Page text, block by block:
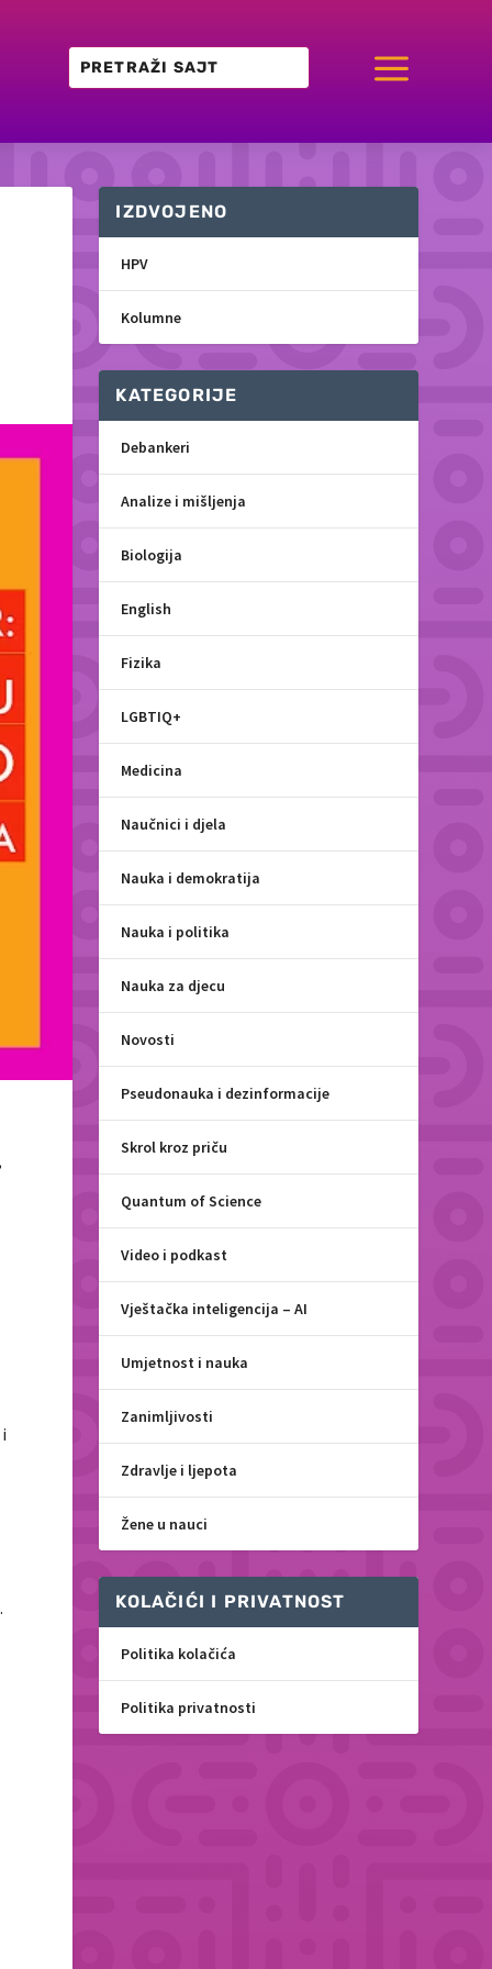
a
IZDVOJENO
HPV
Kolumne
KATEGORIJE
Debankeri
Analize i mišljenja
Biologija
English
Fizika
LGBTIQ+
Medicina
Naučnici i djela
Nauka i demokratija
Nauka i politika
Nauka za djecu
Novosti
Pseudonauka i dezinformacije
Skrol kroz priču
Quantum of Science
Video i podkast
Vještačka inteligencija – AI
Umjetnost i nauka
Zanimljivosti
Zdravlje i ljepota
Žene u nauci
KOLAČIĆI I PRIVATNOST
Politika kolačića
Politika privatnosti